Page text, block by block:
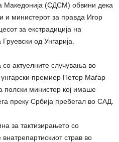
Македонија (СДСМ) обвини дека
и министерот за правда Игор
за екстрадиција на
од Унгарија.
актуелните случувања во
премиер Петер Маѓар
полски министер кој имаше
преку Србија пребегал во САД.
за тактизирањето со
страв во